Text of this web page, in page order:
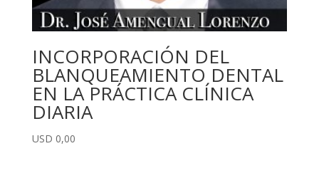
INCORPORACIÓN DEL
BLANQUEAMIENTO DENTAL
EN LA PRÁCTICA CLÍNICA
DIARIA
USD 0,00